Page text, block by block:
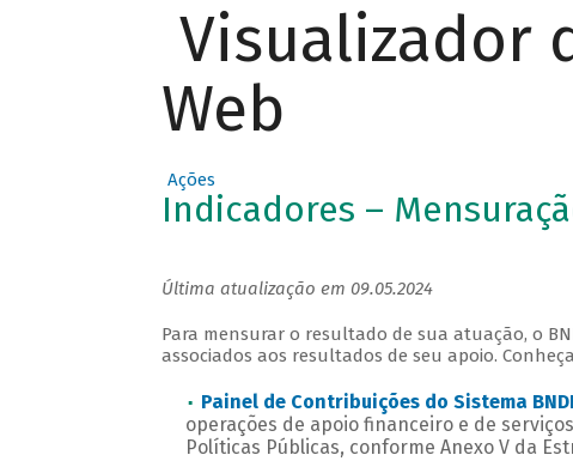
Visualizador
Web
Ações
Indicadores –
Última atualização em 09.05.2024
Para mensurar o resultado de sua atuação, o
associados aos resultados de seu apoio.
Painel de Contribuições do Sistema
operações de apoio financeiro e de
Políticas Públicas, conforme Anexo V da